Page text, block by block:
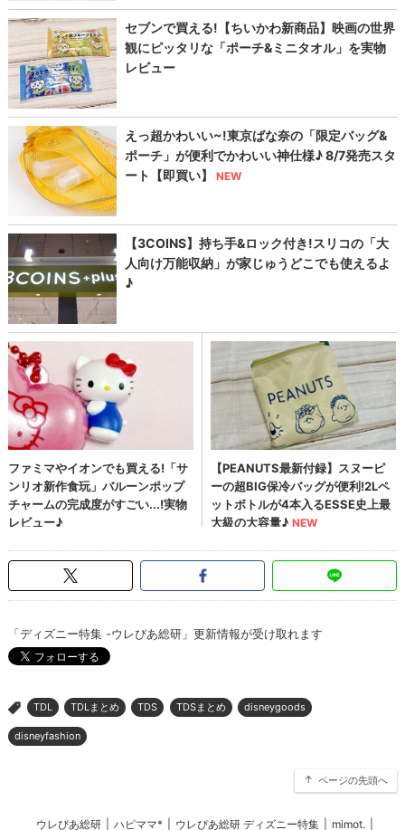
「ディズニー特集 -ウレぴあ総研」更新情報が受け取れます
> TDL TDLまとめ TDS TDSまとめ disneygoods
disneyfashion
ページの先頭へ
ウレぴあ総研 ハピママ* ウレぴあ総研 ディズニー特集 mimot.